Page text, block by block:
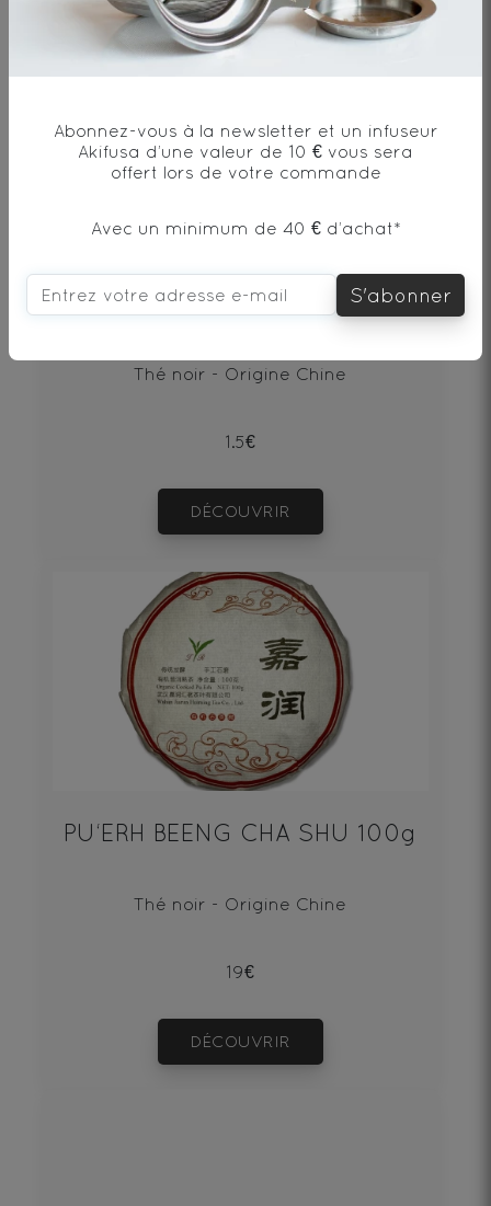
Puerh Beeng Cha Shu
Thé noir - Origine Chine
1.5€
DÉCOUVRIR
PU‘ERH BEENG CHA SHU 100g
Thé noir - Origine Chine
19€
DÉCOUVRIR
Abonnez-vous à la newsletter et un infuseur
Akifusa d’une valeur de 10 € vous sera
offert lors de votre commande
Avec un minimum de 40 € d’achat*
S'abonner